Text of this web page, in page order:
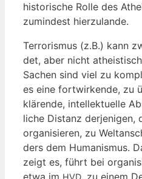
his­to­ri­sche Rol­le des
zumin­dest hierzulande.
Ter­ro­ris­mus (z.B.) kann
det, aber nicht
Sachen sind viel zu
es eine fort­wir­ken­de, zu
klä­ren­de, intel­lek­tu­el­le
li­che Distanz der­je­ni­gen,
orga­ni­sie­ren, zu
ders dem Huma­nis­mus.
zeigt es, führt bei